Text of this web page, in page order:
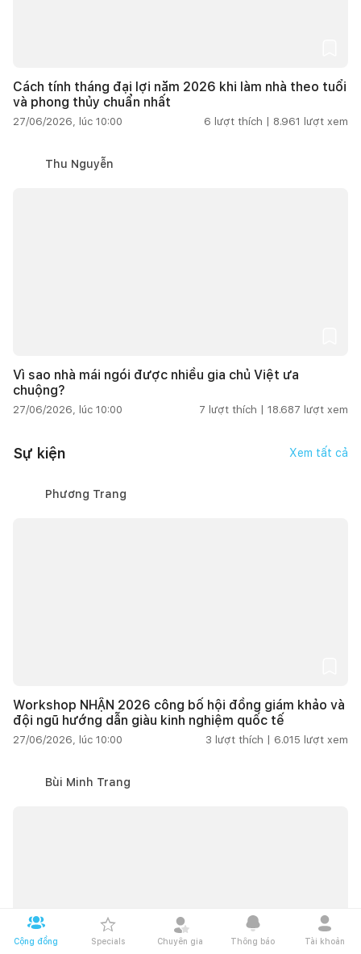
Cộng đồng Specials Chuyên gia Thông báo Tài khoản
Cách tính tháng đại lợi năm 2026 khi làm nhà theo tuổi
và phong thủy chuẩn nhất
27/06/2026, lúc 10:00 6 lượt thích | 8.961 lượt xem
Thu Nguyễn
Vì sao nhà mái ngói được nhiều gia chủ Việt ưa
chuộng?
27/06/2026, lúc 10:00 7 lượt thích | 18.687 lượt xem
Sự kiện Xem tất cả
Phương Trang
Workshop NHẬN 2026 công bố hội đồng giám khảo và
đội ngũ hướng dẫn giàu kinh nghiệm quốc tế
27/06/2026, lúc 10:00 3 lượt thích | 6.015 lượt xem
Bùi Minh Trang